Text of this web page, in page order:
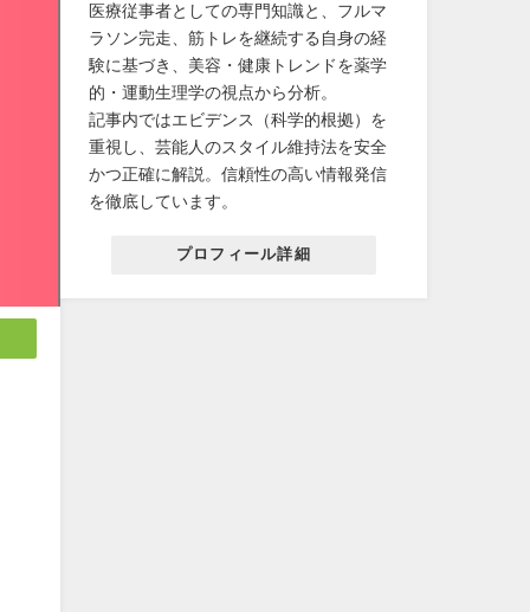
医療従事者としての専門知識と、フルマ
ラソン完走、筋トレを継続する自身の経
験に基づき、美容・健康トレンドを薬学
的・運動生理学の視点から分析。
記事内ではエビデンス（科学的根拠）を
重視し、芸能人のスタイル維持法を安全
かつ正確に解説。信頼性の高い情報発信
を徹底しています。
プロフィール詳細